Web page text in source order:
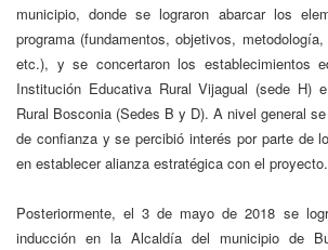
municipio, donde se lograron abarcar los
programa (fundamentos, objetivos,
etc.), y se concertaron los establecimientos
Institución Educativa Rural Vijagual (sede H)
Rural Bosconia (Sedes B y D). A nivel general
de confianza y se percibió interés por parte de
en establecer alianza estratégica con el proyecto.
Posteriormente, el 3 de mayo de 2018 se
inducción en la Alcaldía del municipio de